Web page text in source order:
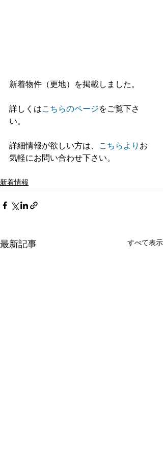
新着物件（更地）を掲載しました。
詳しくはこちらのページをご覧下さ
い。
詳細情報が欲しい方は、 こちらより お
気軽にお問い合わせ下さい。
新着情報
最新記事 すべて表示